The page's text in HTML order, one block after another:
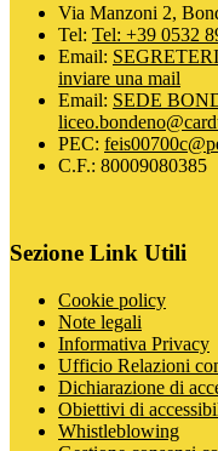
Via Manzoni 2,
Tel: Tel: +39 0532
Email:
inviare una mail
Email: SEDE
PEC:
C.F.: 80009080385
Sezione Link Utili
Cookie policy
Note legali
Informativa Privacy
Ufficio Relazioni
Dichiarazione di
Obiettivi di
Whistleblowing